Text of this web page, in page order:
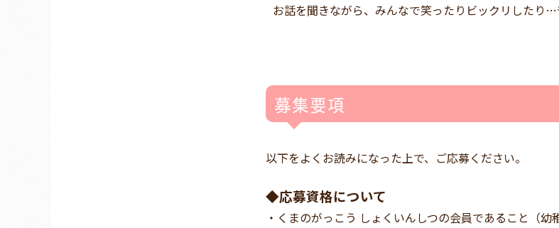
お話を聞きながら、みんなで笑ったりビックリしたり
募集要項
以下をよくお読みになった上で、ご応募ください。
◆応募資格について
・くまのがっこう しょくいんしつの会員であること（幼